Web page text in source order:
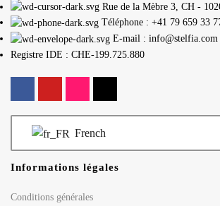
Rue de la Mèbre 3, CH -
Téléphone : +41 79 659 33
E-mail : info@stelfia.com
Registre IDE : CHE-199.725.880
French
Informations légales
Conditions générales